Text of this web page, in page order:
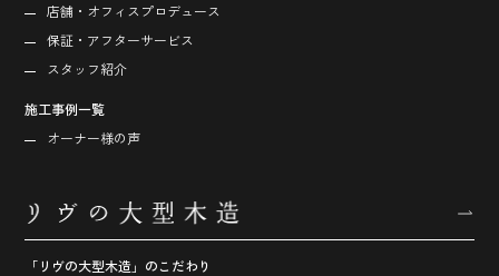
店舗・オフィス プロデュース
保証・アフターサービス
スタッフ紹介
施工事例一覧
オーナー様の声
「リヴの大型木造」のこだわり